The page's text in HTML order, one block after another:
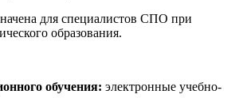
для специалистов СПО при
образования.
обучения: электронные учебно-